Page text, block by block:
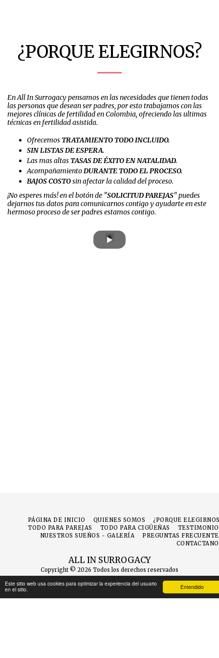
Entendido
Este sitio web usa cookies para optimizar la experiencia del usuario
en el sitio.
¿PORQUE ELEGIRNOS?
En All In Surrogacy pensamos en las necesidades que tienen todas
las personas que desean ser padres, por esto trabajamos con las
mejores clínicas de fertilidad en Colombia, ofreciendo las ultimas
técnicas en fertilidad asistida.
OfrecemosTRATAMIENTO TODO INCLUIDO.
SIN LISTAS DE ESPERA.
Las mas altasTASAS DE ÉXITO EN NATALIDAD.
AcompañamientoDURANTE TODO EL PROCESO.
BAJOS COSTOsin afectar la calidad del proceso.
¡No esperes más! en el botón de "SOLICITUD PAREJAS" puedes
dejarnos tus datos para comunicarnos contigo y ayudarte en este
hermoso proceso de ser padres estamos contigo.
ALL IN SURROGACY
Copyright © 2026 Todos los derechos reservados
| Privacidad
PÁGINA DE INICIO QUIENES SOMOS
¿PORQUE
TODO PARA PAREJAS
TODO PARA CIGÜEÑAS
NUESTROS SUEÑOS - GALERÍA
PREGUNTAS